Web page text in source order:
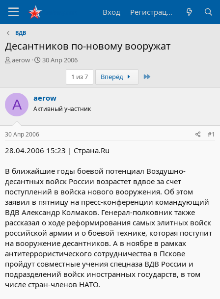
Вход Регистрация
ВДВ
Десантников по-новому вооружат
А
р
т
е
м
ы
aerow
Д
н
а
ч
30 Апр 2006
1 из 7
Вперёд
A aerow
Активный участник
30 Апр 2006 #1
28.04.2006 15:23 | Страна.Ru
В ближайшие годы боевой потенциал Воздушно-
десантных войск России возрастет вдвое за счет
поступлений в войска нового вооружения. Об этом
заявил в пятницу на пресс-конференции командующий
ВДВ Александр Колмаков. Генерал-полковник также
рассказал о ходе реформирования самых элитных войск
российской армии и о боевой технике, которая поступит
на вооружение десантников. А в ноябре в рамках
антитеррористического сотрудничества в Пскове
пройдут совместные учения спецназа ВДВ России и
подразделений войск иностранных государств, в том
числе стран-членов НАТО.